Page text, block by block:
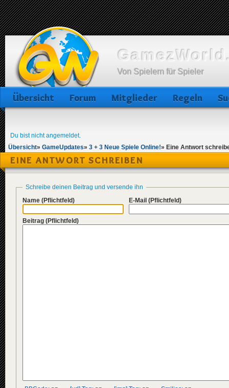
Von Spielern für Spieler
Übersicht Forum Mitglieder Regeln
Du bist nicht angemeldet.
Übersicht» GameUpdates» 3 + 3 Neue Spiele Online!» Eine Antwort
EINE ANTWORT SCHREIBEN
Schreibe deinen Beitrag und versende ihn
Name (Pflichtfeld) E-Mail (Pflichtfeld)
Beitrag (Pflichtfeld)